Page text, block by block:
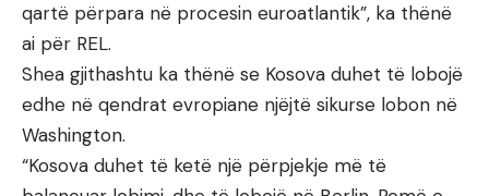
qartë përpara në procesin euroatlantik”, ka thënë
ai për REL.
Shea gjithashtu ka thënë se Kosova duhet të lobojë
edhe në qendrat evropiane njëjtë sikurse lobon në
Washington.
“Kosova duhet të ketë një përpjekje më të